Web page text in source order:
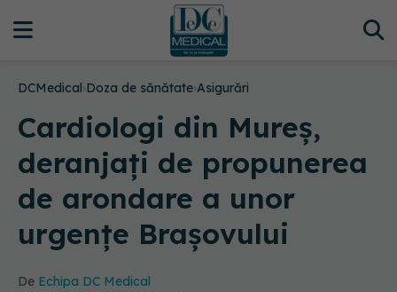
DCMedical›Doza de sănătate›Asigurări
Cardiologi din Mureș,
deranjați de propunerea
de arondare a unor
urgențe Brașovului
De Echipa DC Medical